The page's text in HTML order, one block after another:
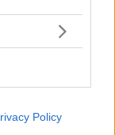
Policy
Επόμενη
για